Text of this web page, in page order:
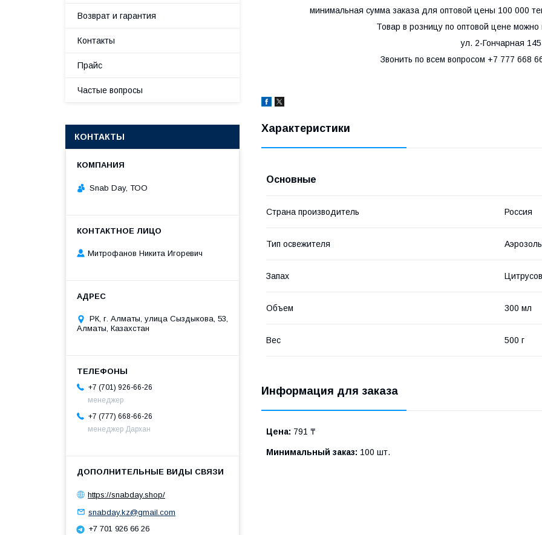
минимальная сумма заказа для оптовой цены 100 000
Товар в розницу по оптовой цене
ул. 2-Гончарная
Звонить по всем вопросом +7 777 668
Характеристики
Основные
Страна производитель Россия
Тип освежителя Аэрозоль
Запах
Объем 300 мл
Вес 500 г
Информация для заказа
Цена: 791 ₸
Минимальный заказ: 100 шт.
Возврат и гарантия
Контакты
Прайс
Частые вопросы
КОНТАКТЫ
Snab Day, ТОО
Митрофанов Никита Игоревич
РК, г. Алматы, улица Сыздыкова, 53,
Алматы, Казахстан
+7 (701) 926-66-26
менеджер
+7 (777) 668-66-26
менеджер Дархан
https://snabday.shop/
snabday.kz@gmail.com
+7 701 926 66 26